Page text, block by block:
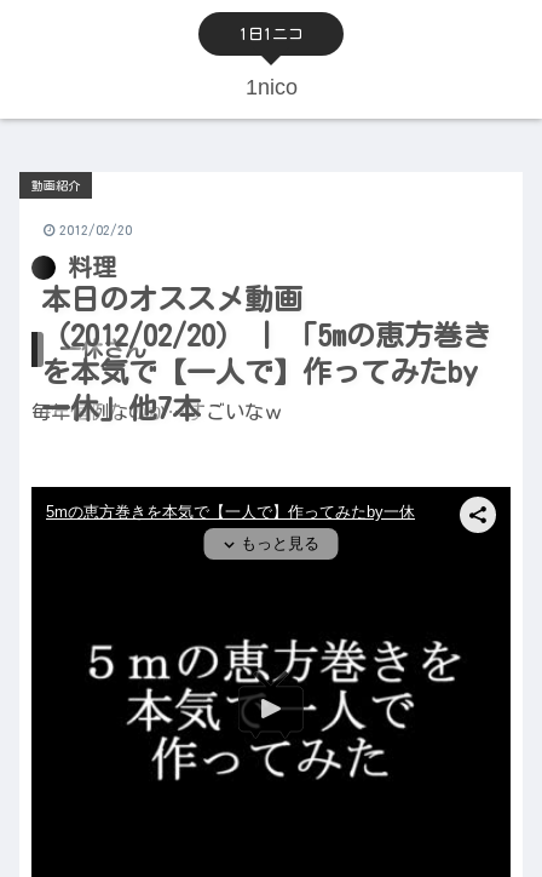
1日1ニコ
1nico
本日のオススメ動画
（2012/02/20） | 「5mの恵方巻き
を本気で【一人で】作ってみたby
一休」他7本
動画紹介
2012/02/20
料理
一休さん
毎年恒例なのか…すごいなｗ